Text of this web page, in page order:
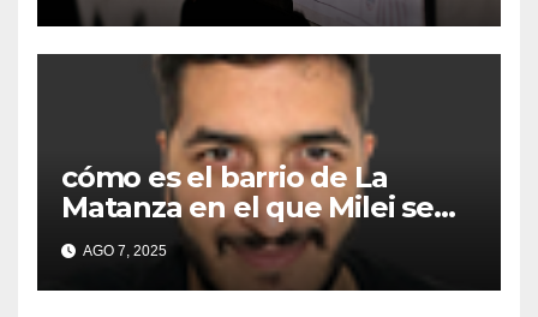
cómo es el barrio de La
Matanza en el que Milei se
sacó la foto de lanzamiento
de campaña en provincia de
Buenos Aires
AGO 7, 2025